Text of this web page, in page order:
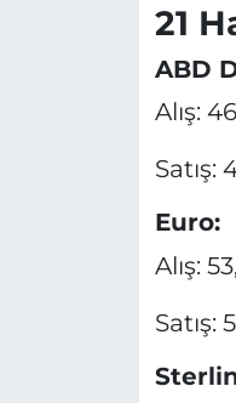
21
ABD
Alış:
Satış:
Euro:
Alış:
Satış: